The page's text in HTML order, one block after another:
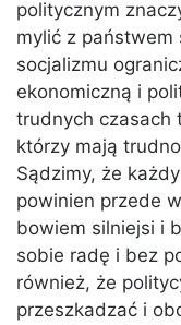
politycznym
mylić z państwem
socjalizmu
ekonomiczną i
trudnych czasach
którzy mają
Sądzimy, że
powinien przede
bowiem silniejsi i
sobie radę i bez
również, że
przeszkadzać i